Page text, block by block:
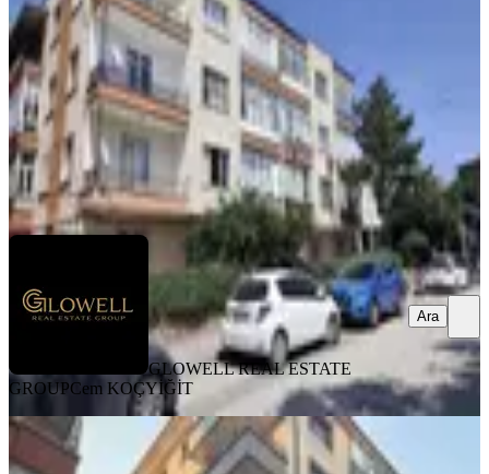
2+1 ·100 m²· 2. Kat·04.08.2026
4.250.000 ₺
GLOWELL REAL ESTATE GROUPCem KOÇYİĞİT
Ara
GLOWELL REAL ESTATE
GROUPCem KOÇYİĞİT
Ara
YENİ
Emaks'tan Karapınar Ceyhunatıf